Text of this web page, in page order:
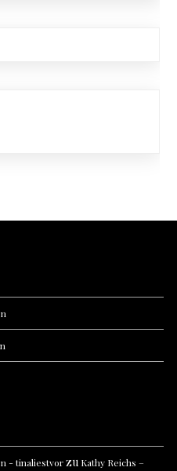
- tinaliestvorzu Kathy Reichs –